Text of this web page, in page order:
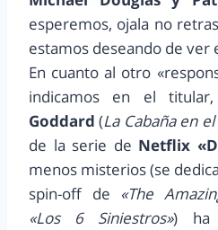
esperemos, ojala no
estamos deseando de ver
En cuanto al otro
indicamos en el
Goddard(La Cabaña en
de la serie de Netflix
menos misterios (se
spin-off de «The
«Los 6 Siniestros») ha